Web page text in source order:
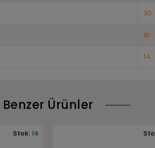
30
10
14
Benzer Ürünler
Stokta yok